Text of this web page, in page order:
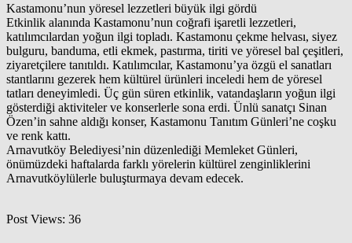
Kastamonu’nun yöresel lezzetleri büyük ilgi gördü
Etkinlik alanında Kastamonu’nun coğrafi işaretli lezzetleri,
katılımcılardan yoğun ilgi topladı. Kastamonu çekme helvası, siyez
bulguru, banduma, etli ekmek, pastırma, tiriti ve yöresel bal çeşitleri,
ziyaretçilere tanıtıldı. Katılımcılar, Kastamonu’ya özgü el sanatları
stantlarını gezerek hem kültürel ürünleri inceledi hem de yöresel
tatları deneyimledi. Üç gün süren etkinlik, vatandaşların yoğun ilgi
gösterdiği aktiviteler ve konserlerle sona erdi. Ünlü sanatçı Sinan
Özen’in sahne aldığı konser, Kastamonu Tanıtım Günleri’ne coşku
ve renk kattı.
Arnavutköy Belediyesi’nin düzenlediği Memleket Günleri,
önümüzdeki haftalarda farklı yörelerin kültürel zenginliklerini
Arnavutköylülerle buluşturmaya devam edecek.
Post Views: 36